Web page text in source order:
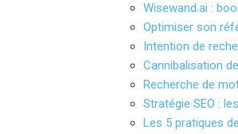
Wisewand.ai :
Optimiser son
Intention de
Cannibalisation
Recherche de
Stratégie SEO :
Les 5 pratiques